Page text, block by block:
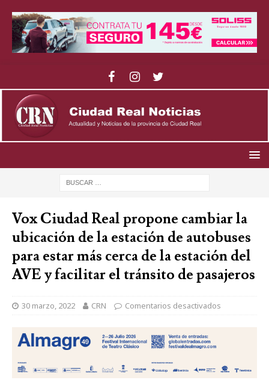
Vox Ciudad Real propone cambiar la
ubicación de la estación de autobuses
para estar más cerca de la estación del
AVE y facilitar el tránsito de pasajeros
30 marzo, 2022 CRN Comentarios desactivados